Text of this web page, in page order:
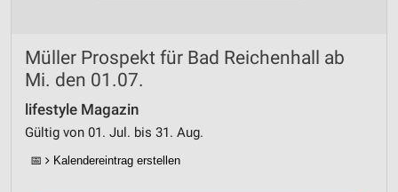
Müller Prospekt für Bad Reichenhall ab
Mi. den 01.07.
lifestyle Magazin
Gültig von 01. Jul. bis 31. Aug.
📅 Kalendereintrag erstellen